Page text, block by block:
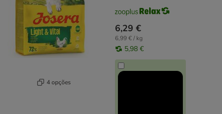
4 opções
6,29 €
6,99 € / kg
5,98 €